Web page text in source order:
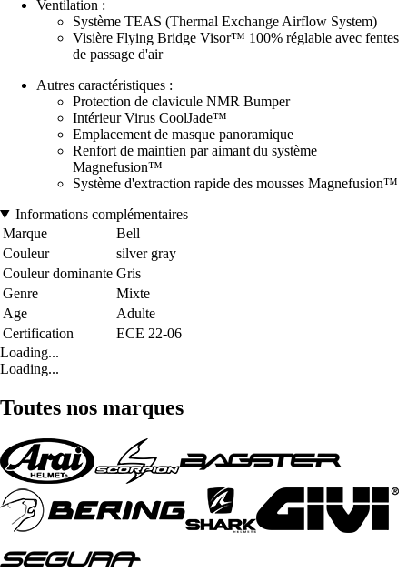
Ventilation :
Système TEAS (Thermal Exchange Airflow System)
Visière Flying Bridge Visor™ 100% réglable avec fentes
de passage d'air
Autres caractéristiques :
Protection de clavicule NMR Bumper
Intérieur Virus CoolJade™
Emplacement de masque panoramique
Renfort de maintien par aimant du système
Magnefusion™
Système d'extraction rapide des mousses Magnefusion™
Informations complémentaires
Marque
Bell
Couleur
silver gray
Couleur dominante Gris
Genre
Mixte
Age
Adulte
Certification
ECE 22-06
Loading...
Loading...
Toutes nos marques